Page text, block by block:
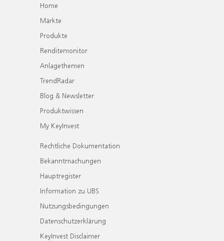
Home
Märkte
Produkte
Renditemonitor
Anlagethemen
TrendRadar
Blog & Newsletter
Produktwissen
My KeyInvest
Rechtliche Dokumentation
Bekanntmachungen
Hauptregister
Information zu UBS
Nutzungsbedingungen
Datenschutzerklärung
KeyInvest Disclaimer